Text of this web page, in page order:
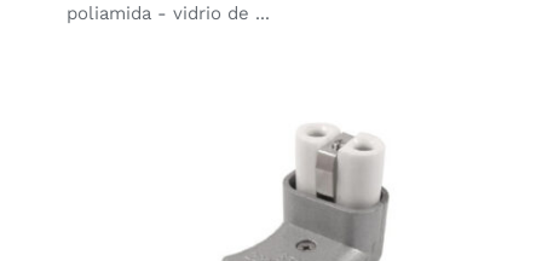
poliamida - vidrio de ...